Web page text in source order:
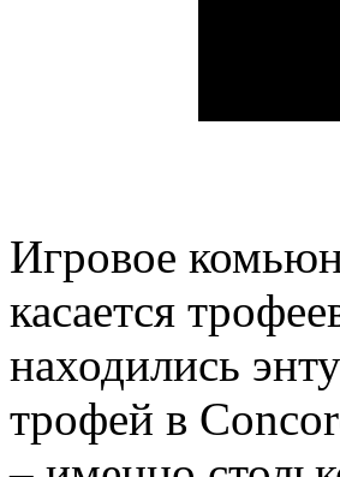
Игровое
касается
находились
трофей в